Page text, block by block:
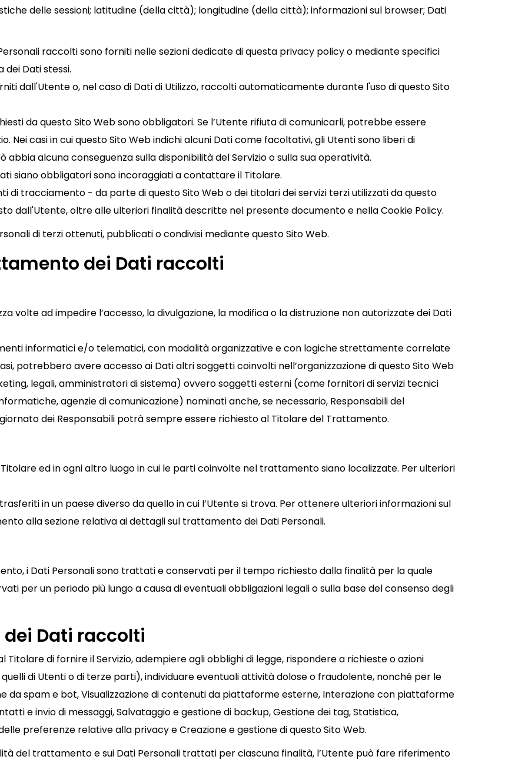
delle sessioni; latitudine (della città); longitudine (della città); informazioni sul browser; Dati
raccolti sono forniti nelle sezioni dedicate di questa privacy policy o mediante specifici
Dati stessi.
dall'Utente o, nel caso di Dati di Utilizzo, raccolti automaticamente durante l'uso di questo Sito
da questo Sito Web sono obbligatori. Se l’Utente rifiuta di comunicarli, potrebbe essere
Nei casi in cui questo Sito Web indichi alcuni Dati come facoltativi, gli Utenti sono liberi di
alcuna conseguenza sulla disponibilità del Servizio o sulla sua operatività.
siano obbligatori sono incoraggiati a contattare il Titolare.
di tracciamento - da parte di questo Sito Web o dei titolari dei servizi terzi utilizzati da questo
dall'Utente, oltre alle ulteriori finalità descritte nel presente documento e nella Cookie Policy.
di terzi ottenuti, pubblicati o condivisi mediante questo Sito Web.
dei Dati raccolti
volte ad impedire l’accesso, la divulgazione, la modifica o la distruzione non autorizzate dei Dati
informatici e/o telematici, con modalità organizzative e con logiche strettamente correlate
potrebbero avere accesso ai Dati altri soggetti coinvolti nell’organizzazione di questo Sito Web
legali, amministratori di sistema) ovvero soggetti esterni (come fornitori di servizi tecnici
agenzie di comunicazione) nominati anche, se necessario, Responsabili del
dei Responsabili potrà sempre essere richiesto al Titolare del Trattamento.
ed in ogni altro luogo in cui le parti coinvolte nel trattamento siano localizzate. Per ulteriori
in un paese diverso da quello in cui l’Utente si trova. Per ottenere ulteriori informazioni sul
alla sezione relativa ai dettagli sul trattamento dei Dati Personali.
i Dati Personali sono trattati e conservati per il tempo richiesto dalla finalità per la quale
per un periodo più lungo a causa di eventuali obbligazioni legali o sulla base del consenso degli
Dati raccolti
di fornire il Servizio, adempiere agli obblighi di legge, rispondere a richieste o azioni
di Utenti o di terze parti), individuare eventuali attività dolose o fraudolente, nonché per le
da spam e bot, Visualizzazione di contenuti da piattaforme esterne, Interazione con piattaforme
e invio di messaggi, Salvataggio e gestione di backup, Gestione dei tag, Statistica,
preferenze relative alla privacy e Creazione e gestione di questo Sito Web.
del trattamento e sui Dati Personali trattati per ciascuna finalità, l’Utente può fare riferimento